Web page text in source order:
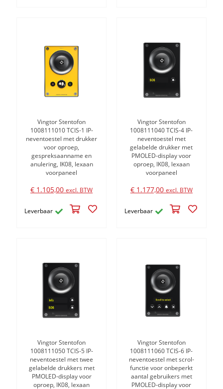
Vingtor Stentofon
1008111010 TCIS-1 IP-
neventoestel met drukker
voor oproep,
gespreksaanname en
anulering, IK08, lexaan
voorpaneel
€ 1.105,00excl. BTW
Leverbaar
Vingtor Stentofon
1008111040 TCIS-4 IP-
neventoestel met
gelabelde drukker met
PMOLED-display voor
oproep, IK08, lexaan
voorpaneel
€ 1.177,00 excl. BTW
Leverbaar
Vingtor Stentofon
1008111050 TCIS-5 IP-
neventoestel met twee
gelabelde drukkers met
PMOLED-display voor
oproep, IK08, lexaan
Vingtor Stentofon
1008111060 TCIS-6 IP-
neventoestel met scrol-
functie voor onbeperkt
aantal gebruikers met
PMOLED-display voor